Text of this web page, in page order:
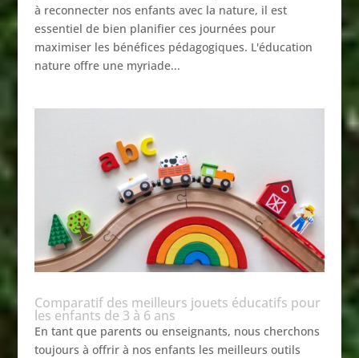
à reconnecter nos enfants avec la nature, il est
essentiel de bien planifier ces journées pour
maximiser les bénéfices pédagogiques. L'éducation
nature offre une myriade...
Comparatif des meilleurs jouets éducatifs pour
les enfants de 3 à 6 ans
En tant que parents ou enseignants, nous cherchons
toujours à offrir à nos enfants les meilleurs outils